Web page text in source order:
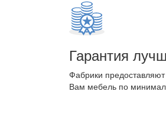
Гарантия
Фабрики
Вам мебель по